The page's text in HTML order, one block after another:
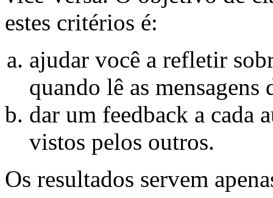
estes critérios é:
ajudar você a refletir
quando lê as mensagens
dar um feedback a cada
vistos pelos outros.
Os resultados servem